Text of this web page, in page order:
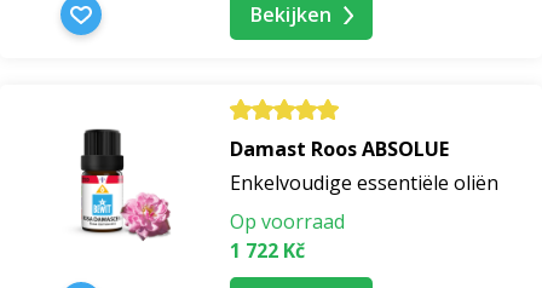
Bekijken
Damast Roos ABSOLUE
Enkelvoudige essentiële oliën
Op voorraad
1 722 Kč